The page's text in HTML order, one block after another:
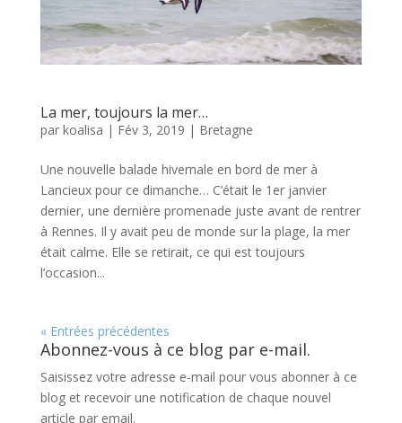
La mer, toujours la mer…
par koalisa | Fév 3, 2019 | Bretagne
Une nouvelle balade hivernale en bord de mer à
Lancieux pour ce dimanche… C’était le 1er janvier
dernier, une dernière promenade juste avant de rentrer
à Rennes. Il y avait peu de monde sur la plage, la mer
était calme. Elle se retirait, ce qui est toujours
l’occasion...
« Entrées précédentes
Abonnez-vous à ce blog par e-mail.
Saisissez votre adresse e-mail pour vous abonner à ce
blog et recevoir une notification de chaque nouvel
article par email.